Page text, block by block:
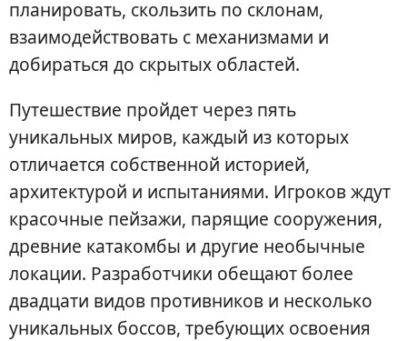
планировать, скользить по склонам,
взаимодействовать с механизмами и
добираться до скрытых областей.
Путешествие пройдет через пять
уникальных миров, каждый из которых
отличается собственной историей,
архитектурой и испытаниями. Игроков ждут
красочные пейзажи, парящие сооружения,
древние катакомбы и другие необычные
локации. Разработчики обещают более
двадцати видов противников и несколько
уникальных боссов, требующих освоения